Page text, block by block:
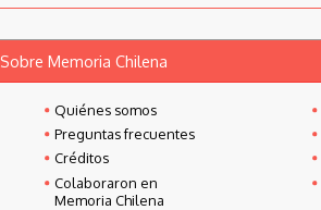
Sobre Memoria Chilena
Quiénes somos
Preguntas frecuentes
Créditos
Colaboraron en
Memoria Chilena